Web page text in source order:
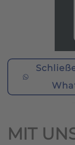
MIT